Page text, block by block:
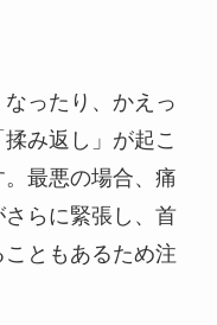
ったり、かえっ
み返し」が起こ
最悪の場合、痛
らに緊張し、首
ともあるため注